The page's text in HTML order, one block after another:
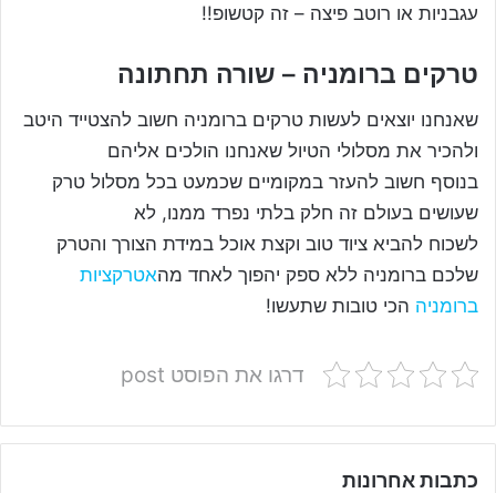
עגבניות או רוטב פיצה – זה קטשופ!!
טרקים ברומניה – שורה תחתונה
שאנחנו יוצאים לעשות טרקים ברומניה חשוב להצטייד היטב
ולהכיר את מסלולי הטיול שאנחנו הולכים אליהם
בנוסף חשוב להעזר במקומיים שכמעט בכל מסלול טרק
שעושים בעולם זה חלק בלתי נפרד ממנו, לא
לשכוח להביא ציוד טוב וקצת אוכל במידת הצורך והטרק
שלכם ברומניה ללא ספק יהפוך לאחד מהאטרקציות
ברומניה הכי טובות שתעשו!
דרגו את הפוסט post
כתבות אחרונות